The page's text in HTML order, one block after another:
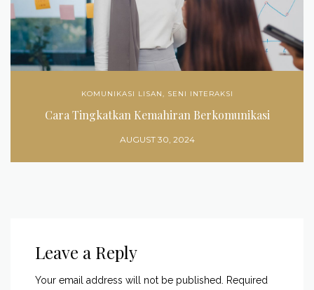
KOMUNIKASI LISAN, SENI INTERAKSI
Cara Tingkatkan Kemahiran Berkomunikasi
AUGUST 30, 2024
Leave a Reply
Your email address will not be published.
Required